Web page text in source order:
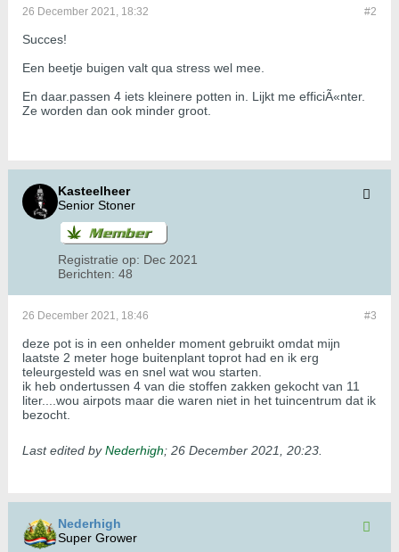
#2
26 December 2021, 18:32
Succes!
Een beetje buigen valt qua stress wel mee.
En daar.passen 4 iets kleinere potten in. Lijkt me efficiÃ«nter.
Ze worden dan ook minder groot.
Kasteelheer
Senior Stoner
Registratie op: Dec 2021
Berichten: 48
#3
26 December 2021, 18:46
deze pot is in een onhelder moment gebruikt omdat mijn
laatste 2 meter hoge buitenplant toprot had en ik erg
teleurgesteld was en snel wat wou starten.
ik heb ondertussen 4 van die stoffen zakken gekocht van 11
liter....wou airpots maar die waren niet in het tuincentrum dat ik
bezocht.
Last edited byNederhigh; 26 December 2021, 20:23
Nederhigh
Super Grower